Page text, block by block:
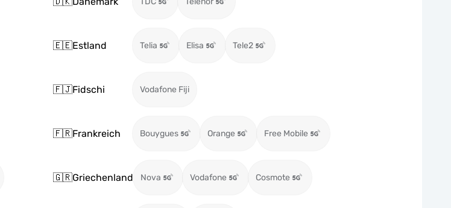
🇪🇪Estland Telia Elisa Tele2
🇫🇯Fidschi Vodafone Fiji
🇫🇷Frankreich Bouygues Orange Free Mobile
🇬🇷Griechenland Nova Vodafone Cosmote